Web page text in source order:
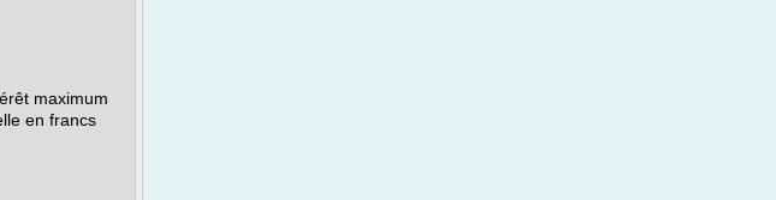
maximum
en francs